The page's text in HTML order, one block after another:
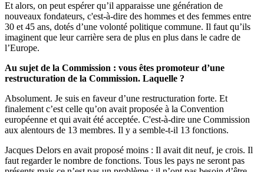
Et alors, on peut espérer qu’il apparaisse une génération de
nouveaux fondateurs, c'est-à-dire des hommes et des femmes entre
30 et 45 ans, dotés d’une volonté politique commune. Il faut qu’ils
imaginent que leur carrière sera de plus en plus dans le cadre de
l’Europe.
Au sujet de la Commission : vous êtes promoteur d’une
restructuration de la Commission. Laquelle ?
Absolument. Je suis en faveur d’une restructuration forte. Et
finalement c’est celle qu’on avait proposée à la Convention
européenne et qui avait été acceptée. C'est-à-dire une Commission
aux alentours de 13 membres. Il y a semble-t-il 13 fonctions.
Jacques Delors en avait proposé moins : Il avait dit neuf, je crois. Il
faut regarder le nombre de fonctions. Tous les pays ne seront pas